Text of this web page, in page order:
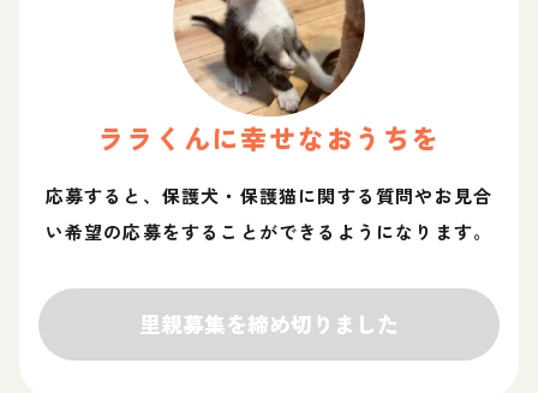
ララ くんに幸せなおうちを
応募すると、保護犬・保護猫に関する質問やお見合
い希望の応募をすることができるようになります。
里親募集を締め切りました